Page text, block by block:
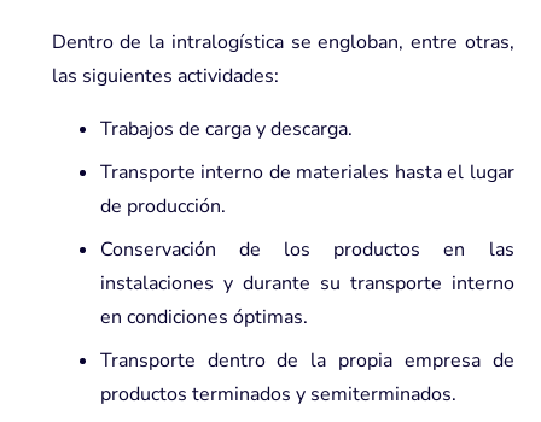
Dentro de la intralogística se engloban, entre otras,
las siguientes actividades:
Trabajos de carga y descarga.
Transporte interno de materiales hasta el lugar
de producción.
Conservación de los productos en las
instalaciones y durante su transporte interno
en condiciones óptimas.
Transporte dentro de la propia empresa de
productos terminados y semiterminados.